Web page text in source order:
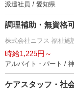
派遣社員 / 愛知県
調理補助・無資格
株式会社ニフス 福祉施
時給1,225円～
アルバイト・パート /
ケアスタッフ・社